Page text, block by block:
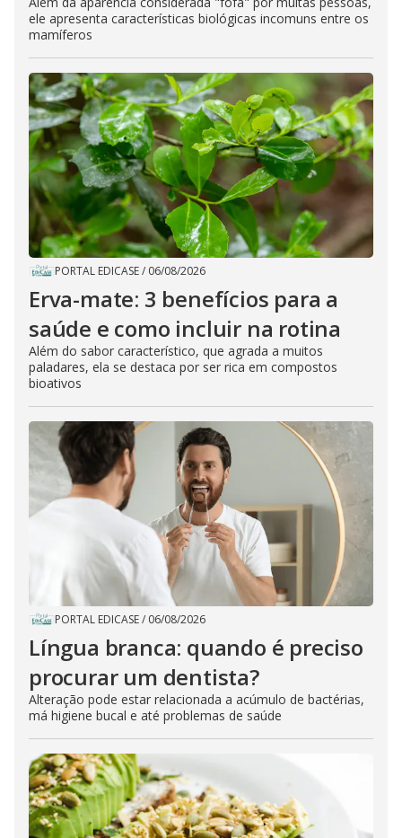
ele apresenta características biológicas incomuns entre os
mamíferos
PORTAL EDICASE/ 06/08/2026
Erva-mate: 3 benefícios para a
saúde e como incluir na rotina
Além do sabor característico, que agrada a muitos
paladares, ela se destaca por ser rica em compostos
bioativos
PORTAL EDICASE/ 06/08/2026
Língua branca: quando é preciso
procurar um dentista?
Alteração pode estar relacionada a acúmulo de bactérias,
má higiene bucal e até problemas de saúde